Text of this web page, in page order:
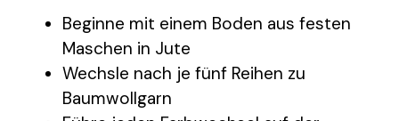
Beginne mit einem Boden aus festen
Maschen in Jute
Wechsle nach je fünf Reihen zu
Baumwollgarn